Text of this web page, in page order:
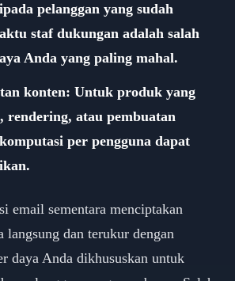
pelanggan yang sudah
staf dukungan adalah salah
Anda yang paling mahal.
konten: Untuk produk yang
rendering, atau pembuatan
per pengguna dapat
email sementara menciptakan
langsung dan terukur dengan
daya Anda dikhususkan untuk